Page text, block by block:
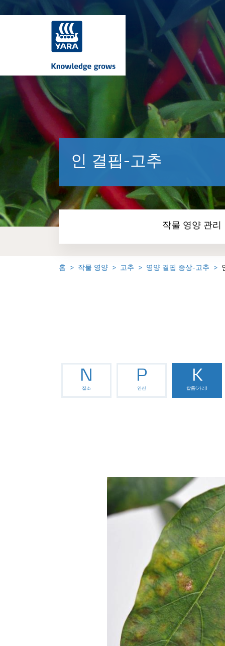
인 결핍-고추
작물 영양 관리
홈 작물 영양 고추 영양 결핍 증상-고추
N
질소
P
인산
K
칼륨(가리)